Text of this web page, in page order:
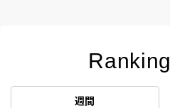
Ranking
週間